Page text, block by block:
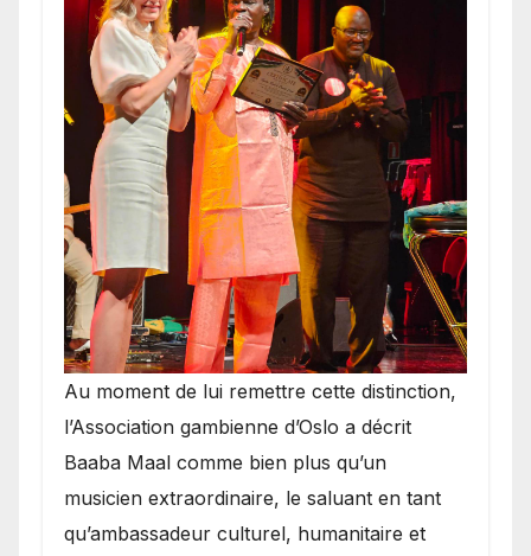
​Au moment de lui remettre cette distinction,
l’Association gambienne d’Oslo a décrit
Baaba Maal comme bien plus qu’un
musicien extraordinaire, le saluant en tant
qu’ambassadeur culturel, humanitaire et